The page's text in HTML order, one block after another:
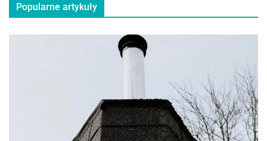
Popularne artykuły